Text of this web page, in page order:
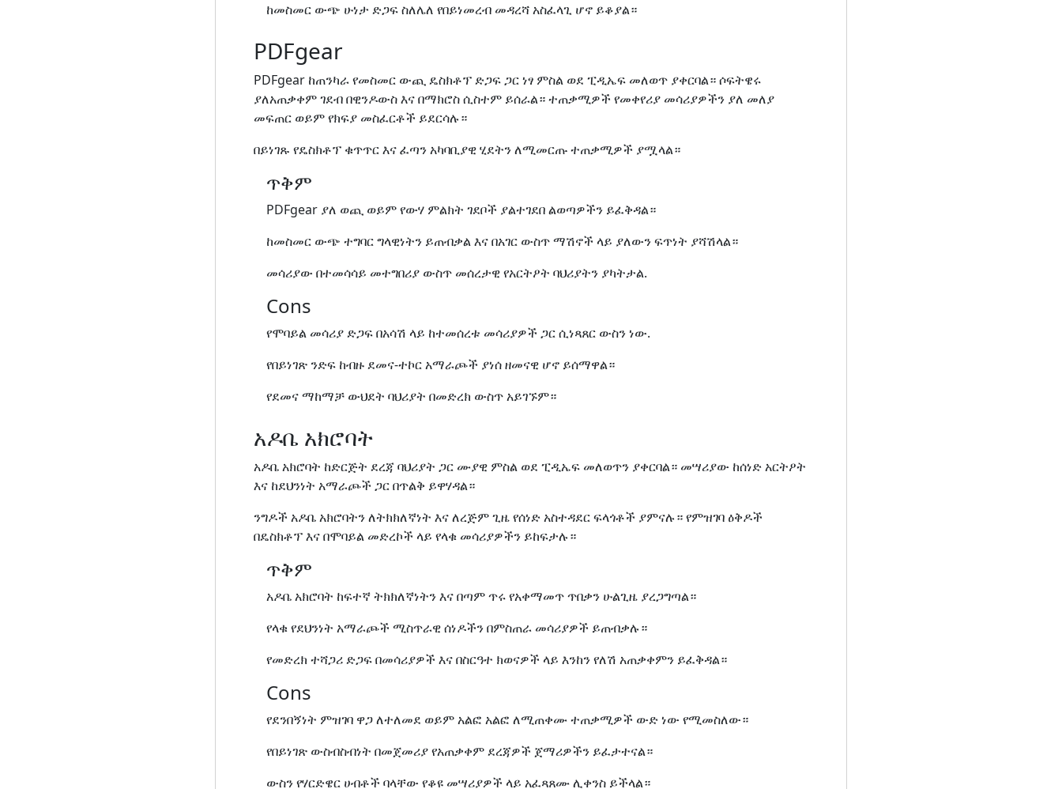
ከመስመር ውጭ ሁነታ ድጋፍ ስለሌለ የበይነመረብ መዳረሻ አስፈላጊ ሆኖ ይቆያል።
PDFgear
PDFgear ከጠንካራ የመስመር ውጪ ዴስክቶፕ ድጋፍ ጋር ነፃ ምስል ወደ ፒዲኤፍ መለወጥ ያቀርባል። ሶፍትዌሩ
ያለአጠቃቀም ገደብ በዊንዶውስ እና በማክሮስ ሲስተም ይሰራል። ተጠቃሚዎች የመቀየሪያ መሳሪያዎችን ያለ መለያ
መፍጠር ወይም የክፍያ መስፈርቶች ይደርሳሉ።
በይነገጹ የዴስክቶፕ ቁጥጥር እና ፈጣን አካባቢያዊ ሂደትን ለሚመርጡ ተጠቃሚዎች ያሟላል።
ጥቅም
PDFgear ያለ ወጪ ወይም የውሃ ምልክት ገደቦች ያልተገደበ ልወጣዎችን ይፈቅዳል።
ከመስመር ውጭ ተግባር ግላዊነትን ይጠብቃል እና በአገር ውስጥ ማሽኖች ላይ ያለውን ፍጥነት ያሻሽላል።
መሳሪያው በተመሳሳይ መተግበሪያ ውስጥ መሰረታዊ የአርትዖት ባህሪያትን ያካትታል.
Cons
የሞባይል መሳሪያ ድጋፍ በአሳሽ ላይ ከተመሰረቱ መሳሪያዎች ጋር ሲነጻጸር ውስን ነው.
የበይነገጽ ንድፍ ከብዙ ደመና-ተኮር አማራጮች ያነሰ ዘመናዊ ሆኖ ይሰማዋል።
የደመና ማከማቻ ውህደት ባህሪያት በመድረክ ውስጥ አይገኙም።
አዶቤ አክሮባት
አዶቤ አክሮባት ከድርጅት ደረጃ ባህሪያት ጋር ሙያዊ ምስል ወደ ፒዲኤፍ መለወጥን ያቀርባል። መሣሪያው ከሰነድ አርትዖት
እና ከደህንነት አማራጮች ጋር በጥልቅ ይዋሃዳል።
ንግዶች አዶቤ አክሮባትን ለትክክለኛነት እና ለረጅም ጊዜ የሰነድ አስተዳደር ፍላጎቶች ያምናሉ። የምዝገባ ዕቅዶች
በዴስክቶፕ እና በሞባይል መድረኮች ላይ የላቁ መሳሪያዎችን ይከፍታሉ።
ጥቅም
አዶቤ አክሮባት ከፍተኛ ትክክለኛነትን እና በጣም ጥሩ የአቀማመጥ ጥበቃን ሁልጊዜ ያረጋግጣል።
የላቁ የደህንነት አማራጮች ሚስጥራዊ ሰነዶችን በምስጠራ መሳሪያዎች ይጠብቃሉ።
የመድረክ ተሻጋሪ ድጋፍ በመሳሪያዎች እና በስርዓተ ክወናዎች ላይ እንከን የለሽ አጠቃቀምን ይፈቅዳል።
Cons
የደንበኝነት ምዝገባ ዋጋ ለተለመደ ወይም አልፎ አልፎ ለሚጠቀሙ ተጠቃሚዎች ውድ ነው የሚመስለው።
የበይነገጽ ውስብስብነት በመጀመሪያ የአጠቃቀም ደረጃዎች ጀማሪዎችን ይፈታተናል።
ውስን የሃርድዌር ሀብቶች ባላቸው የቆዩ መሣሪያዎች ላይ አፈጻጸሙ ሊቀንስ ይችላል።